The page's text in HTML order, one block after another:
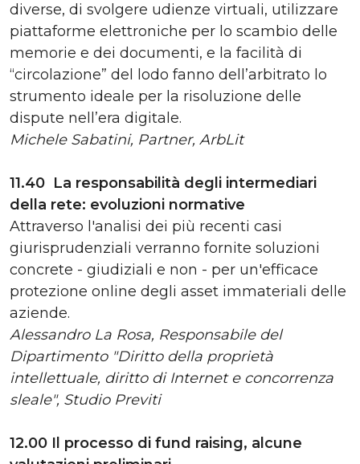
diverse, di svolgere udienze virtuali, utilizzare
piattaforme elettroniche per lo scambio delle
memorie e dei documenti, e la facilità di
“circolazione” del lodo fanno dell’arbitrato lo
strumento ideale per la risoluzione delle
dispute nell’era digitale.
Michele Sabatini, Partner, ArbLit
11.40 La responsabilità degli intermediari
della rete: evoluzioni normative
Attraverso l'analisi dei più recenti casi
giurisprudenziali verranno fornite soluzioni
concrete - giudiziali e non - per un'efficace
protezione online degli asset immateriali delle
aziende.
Alessandro La Rosa, Responsabile del
Dipartimento "Diritto della proprietà
intellettuale, diritto di Internet e concorrenza
sleale", Studio Previti
12.00 Il processo di fund raising, alcune